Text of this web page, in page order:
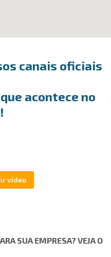
canais oficiais
acontece no
SUA EMPRESA? VEJA O